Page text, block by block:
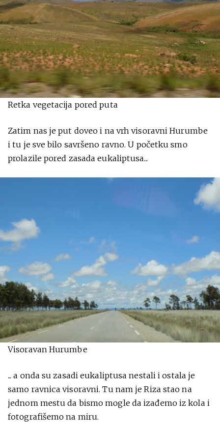
Retka vegetacija pored puta
Zatim nas je put doveo i na vrh visoravni Hurumbe
i tu je sve bilo savršeno ravno. U početku smo
prolazile pored zasada eukaliptusa...
Visoravan Hurumbe
... a onda su zasadi eukaliptusa nestali i ostala je
samo ravnica visoravni. Tu nam je Riza stao na
jednom mestu da bismo mogle da izađemo iz kola i
fotografišemo na miru.